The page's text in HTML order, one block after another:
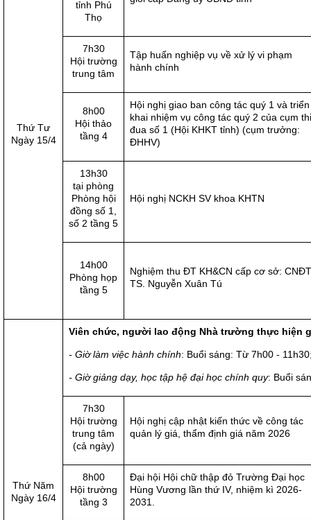
Thứ Tư
Ngày 15/4
tỉnh Phú
Thọ
7h30
Hội trường
trung tâm
Tập huấn nghiệp vụ về xử lý vi phạm
hành chính
8h00
Hội thảo
tầng 4
Hội nghị giao ban công tác quý 1 và triển
khai nhiệm vụ công tác quý 2 của cụm thi
đua số 1 (Hội KHKT tỉnh) (cụm trưởng:
ĐHHV)
13h30
tại phòng
Phòng hội
đồng số 1,
số 2 tầng 5
Hội nghị NCKH SV khoa KHTN
14h00
Phòng họp
tầng 5
Nghiệm thu ĐT KH&CN cấp cơ sở:
TS. Nguyễn Xuân Tú
Thứ Năm
Ngày 16/4
Viên chức, người lao động Nhà trường thực hiện
- Giờ làm việc hành chính: Buổi sáng: Từ 7h00 -
- Giờ giảng dạy, học tập hệ đại học chính quy: Buổi
7h30
Hội trường
trung tâm
(cả ngày)
Hội nghị cập nhật kiến thức về công tác
quản lý giá, thẩm định giá năm 2026
8h00
Hội trường
tầng 3
Đại hội Hội chữ thập đỏ Trường Đại học
Hùng Vương lần thứ IV, nhiệm kì 2026-
2031.